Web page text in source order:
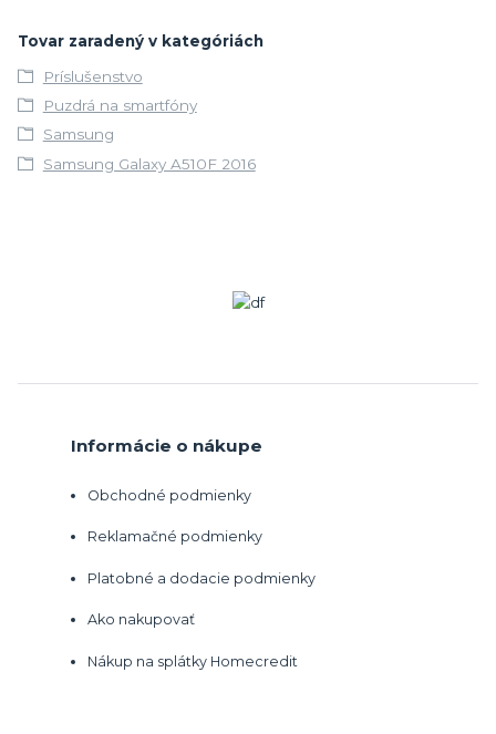
Tovar zaradený v kategóriách
Príslušenstvo
Puzdrá na smartfóny
Samsung
Samsung Galaxy A510F 2016
Informácie o nákupe
Obchodné podmienky
Reklamačné podmienky
Platobné a dodacie podmienky
Ako nakupovať
Nákup na splátky Homecredit